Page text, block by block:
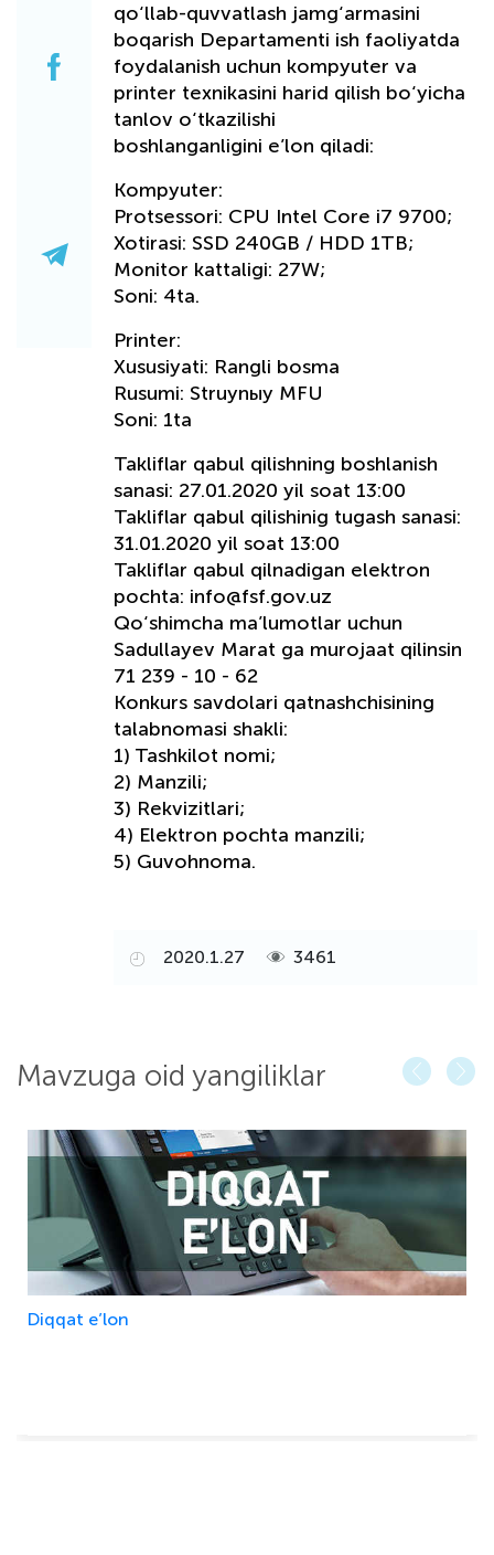
qo‘llab-quvvatlash jamg‘armasini
boqarish Departamenti ish faoliyatda
foydalanish uchun kompyuter va
printer texnikasini harid qilish bo‘yicha
tanlov o‘tkazilishi
boshlanganligini e’lon qiladi:
Kompyuter:
Protsessori: CPU Intel Core i7 9700;
Xotirasi: SSD 240GB / HDD 1TB;
Monitor kattaligi: 27W;
Soni: 4ta.
Printer:
Xususiyati: Rangli bosma
Rusumi: Struynыy MFU
Soni: 1ta
Takliflar qabul qilishning boshlanish
sanasi: 27.01.2020 yil soat 13:00
Takliflar qabul qilishinig tugash sanasi:
31.01.2020 yil soat 13:00
Takliflar qabul qilnadigan elektron
pochta: info@fsf.gov.uz
Qo‘shimcha ma’lumotlar uchun
Sadullayev Marat ga murojaat qilinsin
71 239 - 10 - 62
Konkurs savdolari qatnashchisining
talabnomasi shakli:
1) Tashkilot nomi;
2) Manzili;
3) Rekvizitlari;
4) Elektron pochta manzili;
5) Guvohnoma.
2020.1.27 3461
Mavzuga oid yangiliklar
Diqqat e’lon
‹ ›